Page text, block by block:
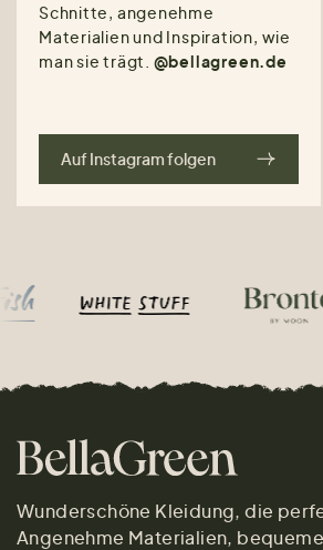
Schnitte, angenehme
Materialien und Inspiration, wie
man sie trägt. @bellagreen.de
Auf Instagram folgen
Wunderschöne Kleidung, die
Angenehme Materialien,